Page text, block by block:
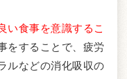
い食事を意識するこ
をすることで、疲労
ルなどの消化吸収の